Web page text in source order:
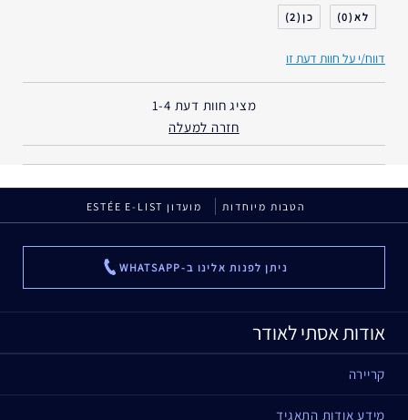
סוג העור
דאגות העור
אני משתמש/ת באסתי לאודר
0
2
דווח/י על חוות דעת זו
מציג חוות דעת 1-4
חזרה למעלה
הטבות מיוחדות מועדון ESTÉE E-LIST
ניתן לפנות אלינו ב-WHATSAPP ...
אודות אסתי לאודר
קריירה
מידע אודות התאגיד